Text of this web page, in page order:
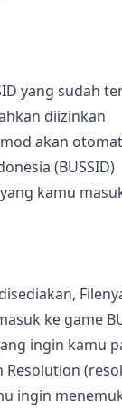
yang sudah
diizinkan
akan
(BUSSID)
kamu
ke game
ingin kamu
Resolution
ingin